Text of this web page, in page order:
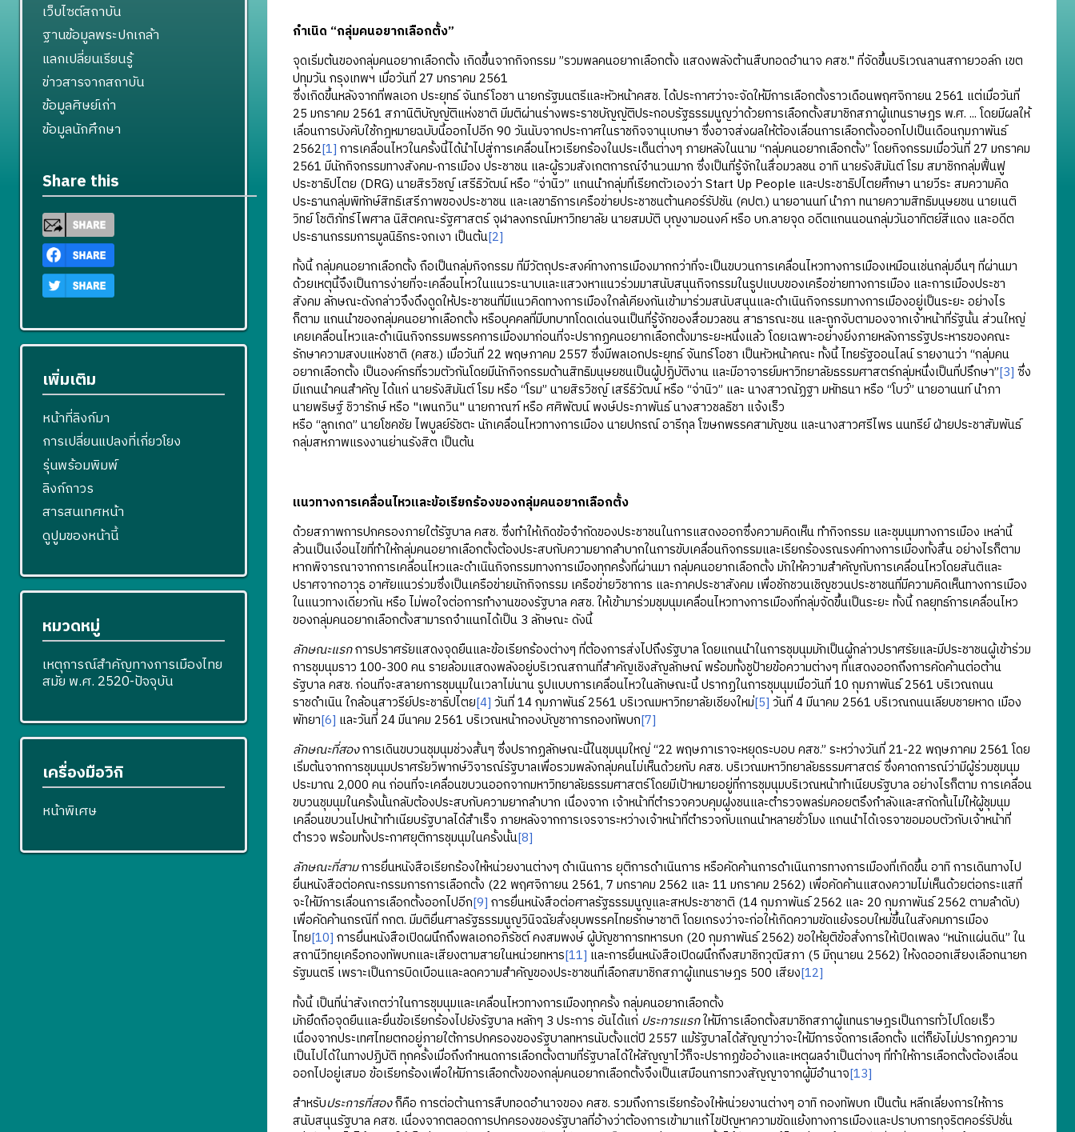
กำเนิด “กลุ่มคนอยากเลือกตั้ง”
จุดเริ่มต้นของกลุ่มคนอยากเลือกตั้ง เกิดขึ้นจากกิจกรรม ”รวมพลคนอยากเลือกตั้ง แสดงพลังต้านสืบทอดอำนาจ คสช." ที่จัดขึ้นบริเวณลานสกายวอล์ก เขต
ปทุมวัน กรุงเทพฯ เมื่อวันที่ 27 มกราคม 2561
ซึ่งเกิดขึ้นหลังจากที่พลเอก ประยุทธ์ จันทร์โอชา นายกรัฐมนตรีและหัวหน้าคสช. ได้ประกาศว่าจะจัดให้มีการเลือกตั้งราวเดือนพฤศจิกายน 2561 แต่เมื่อวันที่
25 มกราคม 2561 สภานิติบัญญัติแห่งชาติ มีมติผ่านร่างพระราชบัญญัติประกอบรัฐธรรมนูญว่าด้วยการเลือกตั้งสมาชิกสภาผู้แทนราษฎร พ.ศ. ... โดยมีผลให้
เลื่อนการบังคับใช้กฎหมายฉบับนี้ออกไปอีก 90 วันนับจากประกาศในราชกิจจานุเบกษา ซึ่งอาจส่งผลให้ต้องเลื่อนการเลือกตั้งออกไปเป็นเดือนกุมภาพันธ์
2562[1] การเคลื่อนไหวในครั้งนี้ได้นำไปสู่การเคลื่อนไหวเรียกร้องในประเด็นต่างๆ ภายหลังในนาม “กลุ่มคนอยากเลือกตั้ง” โดยกิจกรรมเมื่อวันที่ 27 มกราคม
2561 มีนักกิจกรรมทางสังคม-การเมือง ประชาชน และผู้รวมสังเกตการณ์จำนวนมาก ซึ่งเป็นที่รู้จักในสื่อมวลชน อาทิ นายรังสิมันต์ โรม สมาชิกกลุ่มฟื้นฟู
ประชาธิปไตย (DRG) นายสิรวิชญ์ เสรีธิวัฒน์ หรือ “จ่านิว” แกนนำกลุ่มที่เรียกตัวเองว่า Start Up People และประชาธิปไตยศึกษา นายวีระ สมความคิด
ประธานกลุ่มพิทักษ์สิทธิเสรีภาพของประชาชน และเลขาธิการเครือข่ายประชาชนต้านคอร์รัปชัน (คปต.) นายอานนท์ นำภา ทนายความสิทธิมนุษยชน นายเนติ
วิทย์ โชติภัทร์ไพศาล นิสิตคณะรัฐศาสตร์ จุฬาลงกรณ์มหาวิทยาลัย นายสมบัติ บุญงามอนงค์ หรือ บก.ลายจุด อดีตแกนนอนกลุ่มวันอาทิตย์สีแดง และอดีต
ประธานกรรมการมูลนิธิกระจกเงา เป็นต้น[2]
ทั้งนี้ กลุ่มคนอยากเลือกตั้ง ถือเป็นกลุ่มกิจกรรม ที่มีวัตถุประสงค์ทางการเมืองมากกว่าที่จะเป็นขบวนการเคลื่อนไหวทางการเมืองเหมือนเช่นกลุ่มอื่นๆ ที่ผ่านมา
ด้วยเหตุนี้จึงเป็นการง่ายที่จะเคลื่อนไหวในแนวระนาบและแสวงหาแนวร่วมมาสนับสนุนกิจกรรมในรูปแบบของเครือข่ายทางการเมือง และการเมืองประชา
สังคม ลักษณะดังกล่าวจึงดึงดูดให้ประชาชนที่มีแนวคิดทางการเมืองใกล้เคียงกันเข้ามาร่วมสนับสนุนและดำเนินกิจกรรมทางการเมืองอยู่เป็นระยะ อย่างไร
ก็ตาม แกนนำของกลุ่มคนอยากเลือกตั้ง หรือบุคคลที่มีบทบาทโดดเด่นจนเป็นที่รู้จักของสื่อมวลชน สาธารณะชน และถูกจับตามองจากเจ้าหน้าที่รัฐนั้น ส่วนใหญ่
เคยเคลื่อนไหวและดำเนินกิจกรรมพรรคการเมืองมาก่อนที่จะปรากฏคนอยากเลือกตั้งมาระยะหนึ่งแล้ว โดยเฉพาะอย่างยิ่งภายหลังการรัฐประหารของคณะ
รักษาความสงบแห่งชาติ (คสช.) เมื่อวันที่ 22 พฤษภาคม 2557 ซึ่งมีพลเอกประยุทธ์ จันทร์โอชา เป็นหัวหน้าคณะ ทั้งนี้ ไทยรัฐออนไลน์ รายงานว่า “กลุ่มคน
อยากเลือกตั้ง เป็นองค์กรที่รวมตัวกันโดยมีนักกิจกรรมด้านสิทธิมนุษยชนเป็นผู้ปฏิบัติงาน และมีอาจารย์มหาวิทยาลัยธรรมศาสตร์กลุ่มหนึ่งเป็นที่ปรึกษา”[3] ซึ่ง
มีแกนนำคนสำคัญ ได้แก่ นายรังสิมันต์ โรม หรือ “โรม” นายสิรวิชญ์ เสรีธิวัฒน์ หรือ “จ่านิว” และ นางสาวณัฏฐา มหัทธนา หรือ “โบว์” นายอานนท์ นำภา
นายพริษฐ์ ชิวารักษ์ หรือ "เพนกวิน" นายกาณฑ์ หรือ ศศิพัฒน์ พงษ์ประภาพันธ์ นางสาวชลธิชา แจ้งเร็ว
หรือ “ลูกเกด” นายโชคชัย ไพบูลย์รัชตะ นักเคลื่อนไหวทางการเมือง นายปกรณ์ อารีกุล โฆษกพรรคสามัญชน และนางสาวศรีไพร นนทรีย์ ฝ่ายประชาสัมพันธ์
กลุ่มสหภาพแรงงานย่านรังสิต เป็นต้น
แนวทางการเคลื่อนไหวและข้อเรียกร้องของกลุ่มคนอยากเลือกตั้ง
ด้วยสภาพการปกครองภายใต้รัฐบาล คสช. ซึ่งทำให้เกิดข้อจำกัดของประชาชนในการแสดงออกซึ่งความคิดเห็น ทำกิจกรรม และชุมนุมทางการเมือง เหล่านี้
ล้วนเป็นเงื่อนไขที่ทำให้กลุ่มคนอยากเลือกตั้งต้องประสบกับความยากลำบากในการขับเคลื่อนกิจกรรมและเรียกร้องรณรงค์ทางการเมืองทั้งสิ้น อย่างไรก็ตาม
หากพิจารณาจากการเคลื่อนไหวและดำเนินกิจกรรมทางการเมืองทุกครั้งที่ผ่านมา กลุ่มคนอยากเลือกตั้ง มักให้ความสำคัญกับการเคลื่อนไหวโดยสันติและ
ปราศจากอาวุธ อาศัยแนวร่วมซึ่งเป็นเครือข่ายนักกิจกรรม เครือข่ายวิชาการ และภาคประชาสังคม เพื่อชักชวนเชิญชวนประชาชนที่มีความคิดเห็นทางการเมือง
ในแนวทางเดียวกัน หรือ ไม่พอใจต่อการทำงานของรัฐบาล คสช. ให้เข้ามาร่วมชุมนุมเคลื่อนไหวทางการเมืองที่กลุ่มจัดขึ้นเป็นระยะ ทั้งนี้ กลยุทธ์การเคลื่อนไหว
ของกลุ่มคนอยากเลือกตั้งสามารถจำแนกได้เป็น 3 ลักษณะ ดังนี้
ลักษณะแรกการปราศรัยแสดงจุดยืนและข้อเรียกร้องต่างๆ ที่ต้องการส่งไปถึงรัฐบาล โดยแกนนำในการชุมนุมมักเป็นผู้กล่าวปราศรัยและมีประชาชนผู้เข้าร่วม
การชุมนุมราว 100-300 คน รายล้อมแสดงพลังอยู่บริเวณสถานที่สำคัญเชิงสัญลักษณ์ พร้อมทั้งชูป้ายข้อความต่างๆ ที่แสดงออกถึงการคัดค้านต่อต้าน
รัฐบาล คสช. ก่อนที่จะสลายการชุมนุมในเวลาไม่นาน รูปแบบการเคลื่อนไหวในลักษณะนี้ ปรากฏในการชุมนุมเมื่อวันที่ 10 กุมภาพันธ์ 2561 บริเวณถนน
ราชดำเนิน ใกล้อนุสาวรีย์ประชาธิปไตย[4] วันที่ 14 กุมภาพันธ์ 2561 บริเวณมหาวิทยาลัยเชียงใหม่[5] วันที่ 4 มีนาคม 2561 บริเวณถนนเลียบชายหาด เมือง
พัทยา[6] และวันที่ 24 มีนาคม 2561 บริเวณหน้ากองบัญชาการกองทัพบก[7]
ลักษณะที่สองการเดินขบวนชุมนุมช่วงสั้นๆ ซึ่งปรากฏลักษณะนี้ในชุมนุมใหญ่ “22 พฤษภาเราจะหยุดระบอบ คสช.” ระหว่างวันที่ 21-22 พฤษภาคม 2561 โดย
เริ่มต้นจากการชุมนุมปราศรัยวิพากษ์วิจารณ์รัฐบาลเพื่อรวมพลังกลุ่มคนไม่เห็นด้วยกับ คสช. บริเวณมหาวิทยาลัยธรรมศาสตร์ ซึ่งคาดการณ์ว่ามีผู้ร่วมชุมนุม
ประมาณ 2,000 คน ก่อนที่จะเคลื่อนขบวนออกจากมหาวิทยาลัยธรรมศาสตร์โดยมีเป้าหมายอยู่ที่การชุมนุมบริเวณหน้าทำเนียบรัฐบาล อย่างไรก็ตาม การเคลื่อน
ขบวนชุมนุมในครั้งนั้นกลับต้องประสบกับความยากลำบาก เนื่องจาก เจ้าหน้าที่ตำรวจควบคุมฝูงชนและตำรวจพลร่มคอยตรึงกำลังและสกัดกั้นไม่ให้ผู้ชุมนุม
เคลื่อนขบวนไปหน้าทำเนียบรัฐบาลได้สำเร็จ ภายหลังจากการเจรจาระหว่างเจ้าหน้าที่ตำรวจกับแกนนำหลายชั่วโมง แกนนำได้เจรจาขอมอบตัวกับเจ้าหน้าที่
ตำรวจ พร้อมทั้งประกาศยุติการชุมนุมในครั้งนั้น[8]
ลักษณะที่สามการยื่นหนังสือเรียกร้องให้หน่วยงานต่างๆ ดำเนินการ ยุติการดำเนินการ หรือคัดค้านการดำเนินการทางการเมืองที่เกิดขึ้น อาทิ การเดินทางไป
ยื่นหนังสือต่อคณะกรรมการการเลือกตั้ง (22 พฤศจิกายน 2561, 7 มกราคม 2562 และ 11 มกราคม 2562) เพื่อคัดค้านแสดงความไม่เห็นด้วยต่อกระแสที่
จะให้มีการเลื่อนการเลือกตั้งออกไปอีก[9] การยื่นหนังสือต่อศาลรัฐธรรมนูญและสหประชาชาติ (14 กุมภาพันธ์ 2562 และ 20 กุมภาพันธ์ 2562 ตามลำดับ)
เพื่อคัดค้านกรณีที่ กกต. มีมติยื่นศาลรัฐธรรมนูญวินิจฉัยสั่งยุบพรรคไทยรักษาชาติ โดยเกรงว่าจะก่อให้เกิดความขัดแย้งรอบใหม่ขึ้นในสังคมการเมือง
ไทย[10] การยื่นหนังสือเปิดผนึกถึงพลเอกอภิรัชต์ คงสมพงษ์ ผู้บัญชาการทหารบก (20 กุมภาพันธ์ 2562) ขอให้ยุติข้อสั่งการให้เปิดเพลง “หนักแผ่นดิน” ใน
สถานีวิทยุเครือกองทัพบกและเสียงตามสายในหน่วยทหาร[11] และการยื่นหนังสือเปิดผนึกถึงสมาชิกวุฒิสภา (5 มิถุนายน 2562) ให้งดออกเสียงเลือกนายก
รัฐมนตรี เพราะเป็นการบิดเบือนและลดความสำคัญของประชาชนที่เลือกสมาชิกสภาผู้แทนราษฎร 500 เสียง[12]
ทั้งนี้ เป็นที่น่าสังเกตว่าในการชุมนุมและเคลื่อนไหวทางการเมืองทุกครั้ง กลุ่มคนอยากเลือกตั้ง
มักยึดถือจุดยืนและยื่นข้อเรียกร้องไปยังรัฐบาล หลักๆ 3 ประการ อันได้แก่ ประการแรกให้มีการเลือกตั้งสมาชิกสภาผู้แทนราษฎรเป็นการทั่วไปโดยเร็ว
เนื่องจากประเทศไทยตกอยู่ภายใต้การปกครองของรัฐบาลทหารนับตั้งแต่ปี 2557 แม้รัฐบาลได้สัญญาว่าจะให้มีการจัดการเลือกตั้ง แต่ก็ยังไม่ปรากฏความ
เป็นไปได้ในทางปฏิบัติ ทุกครั้งเมื่อถึงกำหนดการเลือกตั้งตามที่รัฐบาลได้ให้สัญญาไว้ก็จะปรากฏข้ออ้างและเหตุผลจำเป็นต่างๆ ที่ทำให้การเลือกตั้งต้องเลื่อน
ออกไปอยู่เสมอ ข้อเรียกร้องเพื่อให้มีการเลือกตั้งของกลุ่มคนอยากเลือกตั้งจึงเป็นเสมือนการทวงสัญญาจากผู้มีอำนาจ[13]
สำหรับประการที่สองก็คือ การต่อต้านการสืบทอดอำนาจของ คสช. รวมถึงการเรียกร้องให้หน่วยงานต่างๆ อาทิ กองทัพบก เป็นต้น หลีกเลี่ยงการให้การ
สนับสนุนรัฐบาล คสช. เนื่องจากตลอดการปกครองของรัฐบาลที่อ้างว่าต้องการเข้ามาแก้ไขปัญหาความขัดแย้งทางการเมืองและปราบการทุจริตคอร์รัปชั่น
เว็บไซต์สถาบัน
ฐานข้อมูลพระปกเกล้า
แลกเปลี่ยนเรียนรู้
ข่าวสารจากสถาบัน
ข้อมูลศิษย์เก่า
ข้อมูลนักศึกษา
Share this
เพิ่มเติม
หน้าที่ลิงก์มา
การเปลี่ยนแปลงที่เกี่ยวโยง
รุ่นพร้อมพิมพ์
ลิงก์ถาวร
สารสนเทศหน้า
ดูปูมของหน้านี้
หมวดหมู่
เหตุการณ์สำคัญทางการเมืองไทย
สมัย พ.ศ. 2520-ปัจจุบัน
เครื่องมือวิกิ
หน้าพิเศษ